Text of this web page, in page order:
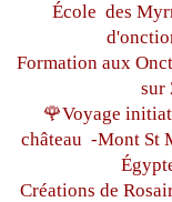
École des
Formation aux
sur
🌹Voyage
château -Mont St
Créations de